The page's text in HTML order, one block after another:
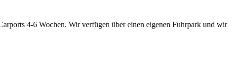
4-6 Wochen. Wir verfügen über einen eigenen Fuhrpark und wir